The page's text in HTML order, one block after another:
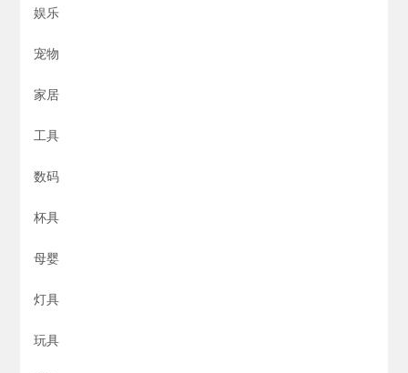
娱乐
宠物
家居
工具
数码
杯具
母婴
灯具
玩具